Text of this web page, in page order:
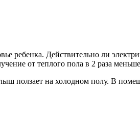
ребенка. Действительно ли
от теплого пола в 2 раза
ползает на холодном полу. В